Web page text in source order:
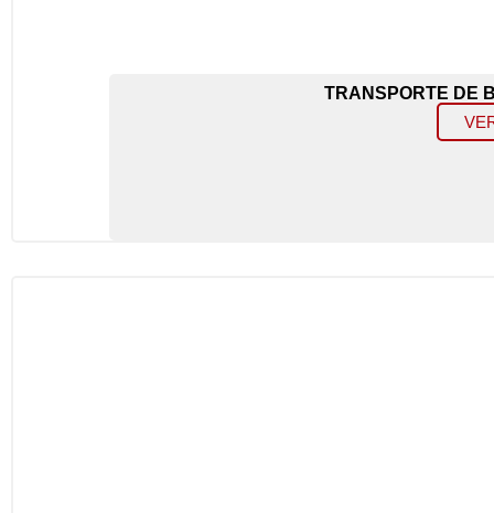
TRANSPORTE DE